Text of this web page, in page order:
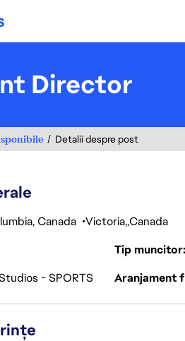
Director
Detalii despre post
Canada Victoria Canada
Tip muncitor
- SPORTS Aranjament